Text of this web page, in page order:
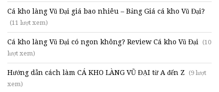
Cá kho làng Vũ Đại giá bao nhiêu – Bảng Giá cá kho Vũ Đại?
(11 lượt xem)
Cá kho làng Vũ Đại có ngon không? Review Cá kho Vũ Đại (10
lượt xem)
Hướng dẫn cách làm CÁ KHO LÀNG VŨ ĐẠI từ A đến Z (9 lượt
xem)